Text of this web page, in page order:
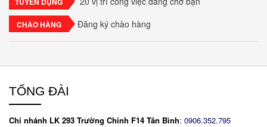
CHÀO HÀNG Đăng ký chào hàng
TỔNG ĐÀI
Chi nhánh LK 293 Trường Chinh F14 Tân Bình: 0906.352.795